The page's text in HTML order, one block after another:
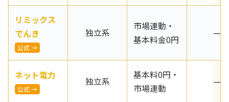
リミックス
でんき
公式 →
独立系
市場連動・
基本料金0円
—
ネット電力
公式 →
独立系
基本料0円・
市場連動
—